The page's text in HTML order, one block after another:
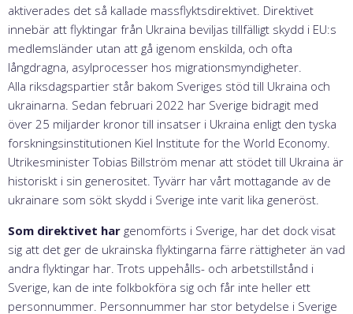
aktiverades det så kallade massflyktsdirektivet. Direktivet
innebär att flyktingar från Ukraina beviljas tillfälligt skydd i EU:s
medlemsländer utan att gå igenom enskilda, och ofta
långdragna, asylprocesser hos migrationsmyndigheter.
Alla riksdagspartier står bakom Sveriges stöd till Ukraina och
ukrainarna. Sedan februari 2022 har Sverige bidragit med
över 25 miljarder kronor till insatser i Ukraina enligt den tyska
forskningsinstitutionen Kiel Institute for the World Economy.
Utrikesminister Tobias Billström menar att stödet till Ukraina är
historiskt i sin generositet. Tyvärr har vårt mottagande av de
ukrainare som sökt skydd i Sverige inte varit lika generöst.
Som direktivet har genomförts i Sverige, har det dock visat
sig att det ger de ukrainska flyktingarna färre rättigheter än vad
andra flyktingar har. Trots uppehålls- och arbetstillstånd i
Sverige, kan de inte folkbokföra sig och får inte heller ett
personnummer. Personnummer har stor betydelse i Sverige